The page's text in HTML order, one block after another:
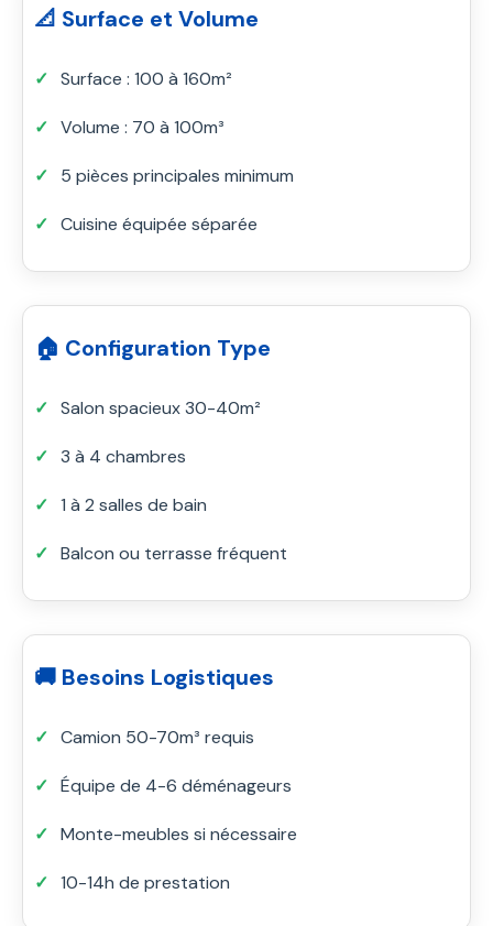
📐 Surface et Volume
Surface : 100 à 160m²
Volume : 70 à 100m³
5 pièces principales minimum
Cuisine équipée séparée
🏠 Configuration Type
Salon spacieux 30-40m²
3 à 4 chambres
1 à 2 salles de bain
Balcon ou terrasse fréquent
🚚 Besoins Logistiques
Camion 50-70m³ requis
Équipe de 4-6 déménageurs
Monte-meubles si nécessaire
10-14h de prestation